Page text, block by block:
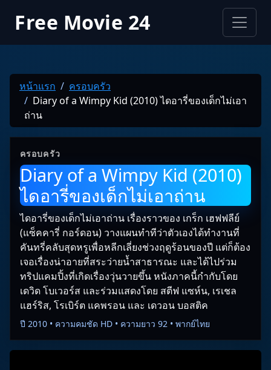
Free Movie 24
หน้าแรก
ครอบครัว
Diary of a Wimpy Kid (2010) ไดอารี่ของเด็กไม่เอา
ถ่าน
ครอบครัว
Diary of a Wimpy Kid (2010)
ไดอารี่ของเด็กไม่เอาถ่าน
ไดอารี่ของเด็กไม่เอาถ่าน เรื่องราวของ เกร็ก เฮฟฟลีย์
(แซ็คคารี่ กอร์ดอน) วางแผนทำทีว่าตัวเองได้ทำงานที่
คันทรี่คลับสุดหรูเพื่อหลีกเลี่ยงช่วงฤดูร้อนของปี แต่ก็ต้อง
เจอเรื่องน่าอายที่สระว่ายน้ำสาธารณะ และได้ไปร่วม
ทริปแคมปิ้งที่เกิดเรื่องวุ่นวายขึ้น หนังภาคนี้กำกับโดย
เดวิด โบเวอร์ส และร่วมแสดงโดย สตีฟ แซห์น, เรเชล
แฮร์ริส, โรเบิร์ต แคพรอน และ เดวอน บอสติค
ปี 2010 • ความคมชัด HD • ความยาว 92 • พากย์ไทย